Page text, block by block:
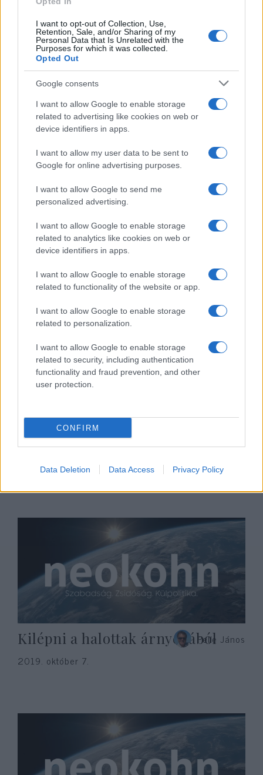
I want to opt-out of Collection, Use,
Retention, Sale, and/or Sharing of my
Personal Data that Is Unrelated with the
Purposes for which it was collected.
Opted Out
Google consents
I want to allow Google to enable storage
related to advertising like cookies on web or
device identifiers in apps.
I want to allow my user data to be sent to
Google for online advertising purposes.
I want to allow Google to send me
personalized advertising.
I want to allow Google to enable storage
related to analytics like cookies on web or
device identifiers in apps.
I want to allow Google to enable storage
related to functionality of the website or app.
I want to allow Google to enable storage
related to personalization.
I want to allow Google to enable storage
related to security, including authentication
functionality and fraud prevention, and other
user protection.
CONFIRM
Data Deletion Data Access Privacy Policy
Először emlékezett meg holland
uralkodó a Holokauszt
áldozatairól
2020. május 6.
holokauszttúlélők a koronavírus
napjait
2020. március 24.
Kilépni a halottak árnyékábólPelle János
2019. október 7.